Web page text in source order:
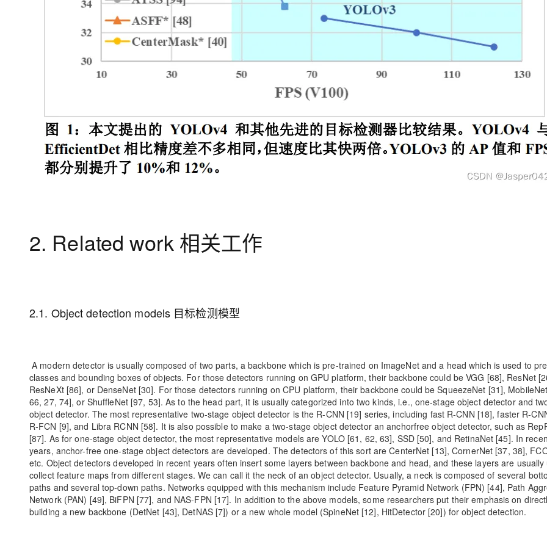
2. Related work 相关工作
2.1. Object detection models 目标检测模型
A modern detector is usually composed of two parts, a backbone which is pre-trained on ImageNet and a head which is used to
classes and bounding boxes of objects. For those detectors running on GPU platform, their backbone could be VGG [68], ResNet
ResNeXt [86], or DenseNet [30]. For those detectors running on CPU platform, their backbone could be SqueezeNet [31],
66, 27, 74], or ShuffleNet [97, 53]. As to the head part, it is usually categorized into two kinds, i.e., one-stage object detector and
object detector. The most representative two-stage object detector is the R-CNN [19] series, including fast R-CNN [18], faster R-
R-FCN [9], and Libra RCNN [58]. It is also possible to make a two-stage object detector an anchorfree object detector, such as
[87]. As for one-stage object detector, the most representative models are YOLO [61, 62, 63], SSD [50], and RetinaNet [45]. In
years, anchor-free one-stage object detectors are developed. The detectors of this sort are CenterNet [13], CornerNet [37, 38],
etc. Object detectors developed in recent years often insert some layers between backbone and head, and these layers are usually
collect feature maps from different stages. We can call it the neck of an object detector. Usually, a neck is composed of several
paths and several top-down paths. Networks equipped with this mechanism include Feature Pyramid Network (FPN) [44], Path
Network (PAN) [49], BiFPN [77], and NAS-FPN [17]. In addition to the above models, some researchers put their emphasis on
building a new backbone (DetNet [43], DetNAS [7]) or a new whole model (SpineNet [12], HitDetector [20]) for object detection.